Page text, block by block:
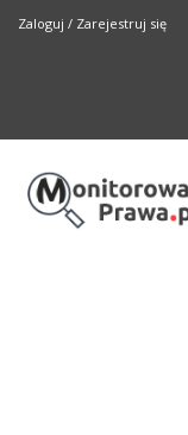
Zaloguj / Zarejestruj się